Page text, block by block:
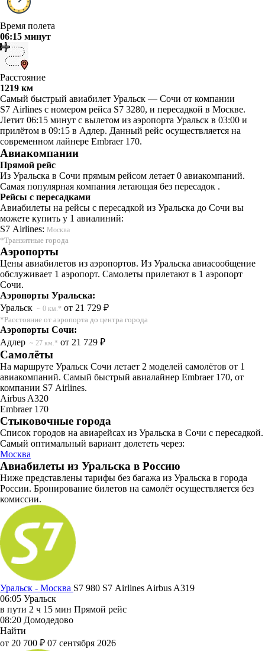
Время полета
06:15 минут
Расстояние
1219 км
Самый быстрый авиабилет Уральск — Сочи от компании
S7 Airlines с номером рейса S7 3280, и пересадкой в Москве.
Летит 06:15 минут с вылетом из аэропорта Уральск в 03:00 и
прилётом в 09:15 в Адлер. Данный рейс осуществляется на
современном лайнере Embraer 170.
Авиакомпании
Прямой рейс
Из Уральска в Сочи прямым рейсом летает 0 авиакомпаний.
Самая популярная компания летающая без пересадок .
Рейсы с пересадками
Авиабилеты на рейсы с пересадкой из Уральска до Сочи вы
можете купить у 1 авиалиний:
S7 Airlines: Москва
*Транзитные города
Аэропорты
Цены авиабилетов из аэропортов. Из Уральска авиасообщение
обслуживает 1 аэропорт. Самолеты прилетают в 1 аэропорт
Сочи.
Аэропорты Уральска:
Уральск ~ 0 км.* от 21 729 ₽
*Расстояние от аэропорта до центра города
Аэропорты Сочи:
Адлер ~ 27 км.* от 21 729 ₽
Самолёты
На маршруте Уральск Сочи летает 2 моделей самолётов от 1
авиакомпаний. Самый быстрый авиалайнер Embraer 170, от
компании S7 Airlines.
Airbus A320
Embraer 170
Стыковочные города
Список городов на авиарейсах из Уральска в Сочи с пересадкой.
Самый оптимальный вариант долететь через:
Москва
Авиабилеты из Уральска в Россию
Ниже представлены тарифы без багажа из Уральска в города
России. Бронирование билетов на самолёт осуществляется без
комиссии.
Уральск - Москва S7 980 S7 Airlines Airbus A319
06:05 Уральск
в пути 2 ч 15 мин Прямой рейс
08:20 Домодедово
Найти
от 20 700 ₽ 07 сентября 2026